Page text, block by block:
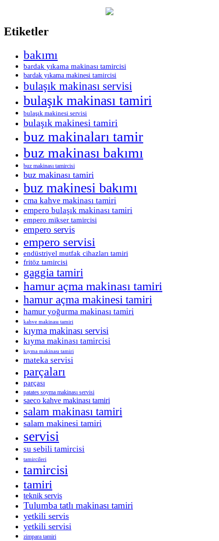
Etiketler
bakımı
bardak yıkama makinası tamircisi
bardak yıkama makinesi tamircisi
bulaşık makinası servisi
bulaşık makinası tamiri
bulaşık makinesi servisi
bulaşık makinesi tamiri
buz makinaları tamir
buz makinası bakımı
buz makinası tamircisi
buz makinası tamiri
buz makinesi bakımı
cma kahve makinası tamiri
empero bulaşık makinası tamiri
empero mikser tamircisi
empero servis
empero servisi
endüstriyel mutfak cihazları tamiri
fritöz tamircisi
gaggia tamiri
hamur açma makinası tamiri
hamur açma makinesi tamiri
hamur yoğurma makinası tamiri
kahve makinası tamiri
kıyma makinası servisi
kıyma makinası tamircisi
kıyma makinası tamiri
mateka servisi
parçaları
parçası
patates soyma makinası servisi
saeco kahve makinası tamiri
salam makinası tamiri
salam makinesi tamiri
servisi
su sebili tamircisi
tamircileri
tamircisi
tamiri
teknik servis
Tulumba tatlı makinası tamiri
yetkili servis
yetkili servisi
zimpara tamiri